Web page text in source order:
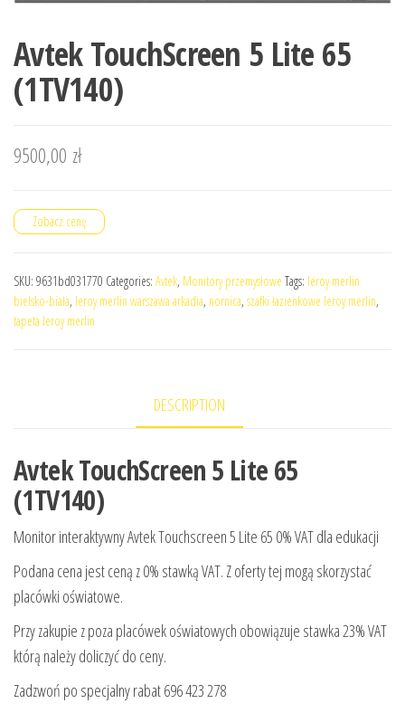
Avtek TouchScreen 5 Lite 65
(1TV140)
9500,00 zł
Zobacz cenę
SKU: 9631bd031770 Categories: Avtek, Monitory przemysłowe Tags: leroy merlin
bielsko-biała, leroy merlin warszawa arkadia, nornica, szafki łazienkowe leroy merlin,
tapeta leroy merlin
DESCRIPTION
Avtek TouchScreen 5 Lite 65
(1TV140)
Monitor interaktywny Avtek Touchscreen 5 Lite 65 0% VAT dla edukacji
Podana cena jest ceną z 0% stawką VAT. Z oferty tej mogą skorzystać
placówki oświatowe.
Przy zakupie z poza placówek oświatowych obowiązuje stawka 23% VAT
którą należy doliczyć do ceny.
Zadzwoń po specjalny rabat 696 423 278